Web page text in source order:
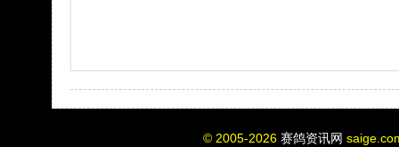
© 2005-2026 赛鸽资讯网